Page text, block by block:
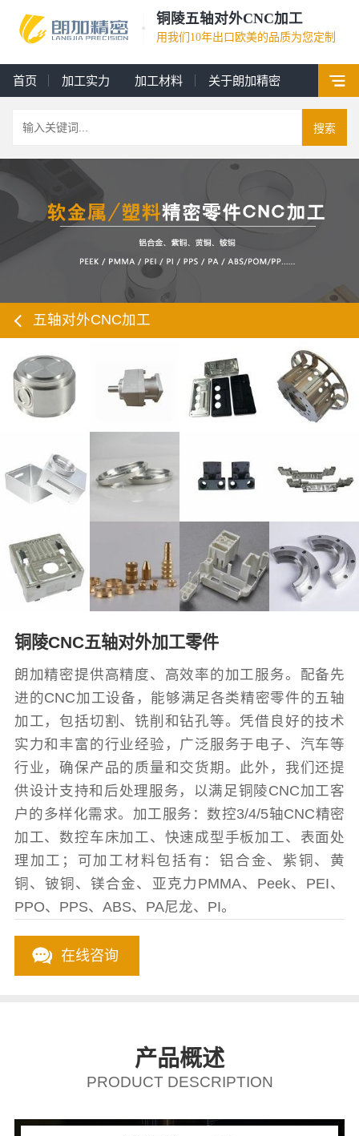
铜陵五轴对外CNC加工
用我们10年出口欧美的品质为您定制
首页 加工实力 加工材料 关于朗加精密
搜索
五轴对外CNC加工
铜陵CNC五轴对外加工零件
朗加精密提供高精度、高效率的加工服务。配备先
进的CNC加工设备，能够满足各类精密零件的五轴
加工，包括切割、铣削和钻孔等。凭借良好的技术
实力和丰富的行业经验，广泛服务于电子、汽车等
行业，确保产品的质量和交货期。此外，我们还提
供设计支持和后处理服务，以满足铜陵CNC加工客
户的多样化需求。加工服务：数控3/4/5轴CNC精密
加工、数控车床加工、快速成型手板加工、表面处
理加工；可加工材料包括有：铝合金、紫铜、黄
铜、铍铜、镁合金、亚克力PMMA、Peek、PEI、
PPO、PPS、ABS、PA尼龙、PI。
在线咨询
产品概述
PRODUCT DESCRIPTION